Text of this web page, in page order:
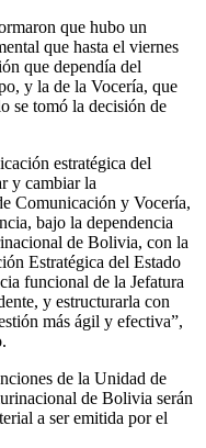
que hubo un
que hasta el viernes
que dependía del
y la de la Vocería, que
se tomó la decisión de
estratégica del
y cambiar la
Comunicación y Vocería,
bajo la dependencia
de Bolivia, con la
Estratégica del Estado
funcional de la Jefatura
y estructurarla con
más ágil y efectiva”,
de la Unidad de
de Bolivia serán
a ser emitida por el